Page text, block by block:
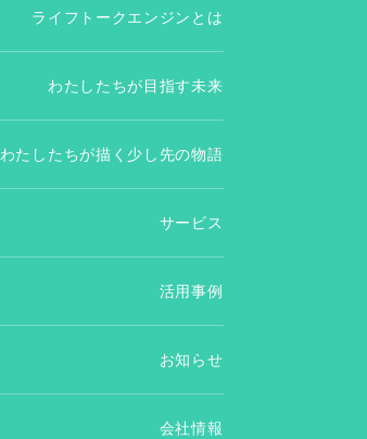
ライフトークエンジンとは
わたしたちが目指す未来
わたしたちが描く少し先の物語
サービス
活用事例
お知らせ
会社情報